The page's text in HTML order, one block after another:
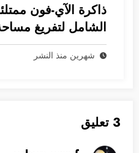
ذاكرة الآي-فون
الشامل لتفريغ
نظام iOS
شهرين منذ النشر
3 تعليق